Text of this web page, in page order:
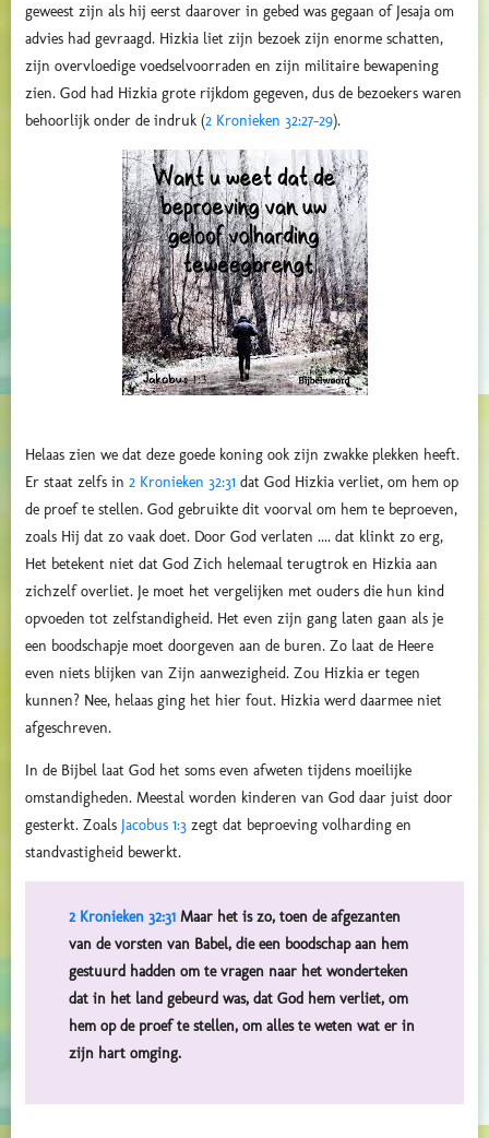
geweest zijn als hij eerst daarover in gebed was gegaan of Jesaja om
advies had gevraagd. Hizkia liet zijn bezoek zijn enorme schatten,
zijn overvloedige voedselvoorraden en zijn militaire bewapening
zien. God had Hizkia grote rijkdom gegeven, dus de bezoekers waren
behoorlijk onder de indruk (2 Kronieken 32:27-29).
Helaas zien we dat deze goede koning ook zijn zwakke plekken heeft.
Er staat zelfs in 2 Kronieken 32:31 dat God Hizkia verliet, om hem op
de proef te stellen. God gebruikte dit voorval om hem te beproeven,
zoals Hij dat zo vaak doet. Door God verlaten .... dat klinkt zo erg,
Het betekent niet dat God Zich helemaal terugtrok en Hizkia aan
zichzelf overliet. Je moet het vergelijken met ouders die hun kind
opvoeden tot zelfstandigheid. Het even zijn gang laten gaan als je
een boodschapje moet doorgeven aan de buren. Zo laat de Heere
even niets blijken van Zijn aanwezigheid. Zou Hizkia er tegen
kunnen? Nee, helaas ging het hier fout. Hizkia werd daarmee niet
afgeschreven.
In de Bijbel laat God het soms even afweten tijdens moeilijke
omstandigheden. Meestal worden kinderen van God daar juist door
gesterkt. Zoals Jacobus 1:3 zegt dat beproeving volharding en
standvastigheid bewerkt.
2 Kronieken 32:31 Maar het is zo, toen de afgezanten
van de vorsten van Babel, die een boodschap aan hem
gestuurd hadden om te vragen naar het wonderteken
dat in het land gebeurd was, dat God hem verliet, om
hem op de proef te stellen, om alles te weten wat er in
zijn hart omging.